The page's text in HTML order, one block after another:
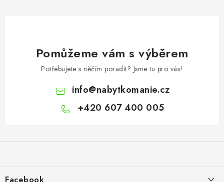
Pomůžeme vám s výběrem
Potřebujete s něčím poradit? Jsme tu pro vás!
info@nabytkomanie.cz
+420 607 400 005
aFacebook